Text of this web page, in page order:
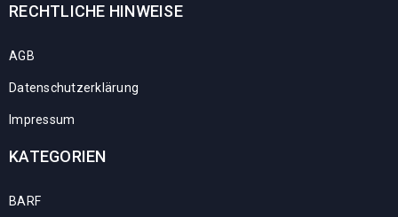
RECHTLICHE HINWEISE
AGB
Datenschutzerklärung
Impressum
KATEGORIEN
BARF